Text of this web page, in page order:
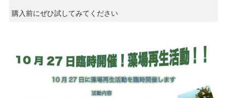
購入前にぜひ試してみてください